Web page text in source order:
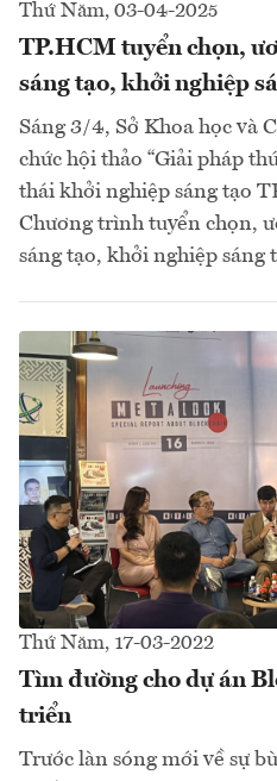
Thứ Năm, 03-04-2025
TP.HCM tuyển chọn,
sáng tạo, khởi nghiệp
Sáng 3/4, Sở Khoa học và
chức hội thảo “Giải pháp
thái khởi nghiệp sáng tạo
Chương trình tuyển chọn,
sáng tạo, khởi nghiệp sáng
Thứ Năm, 17-03-2022
Tìm đường cho dự án
triển
Trước làn sóng mới về sự